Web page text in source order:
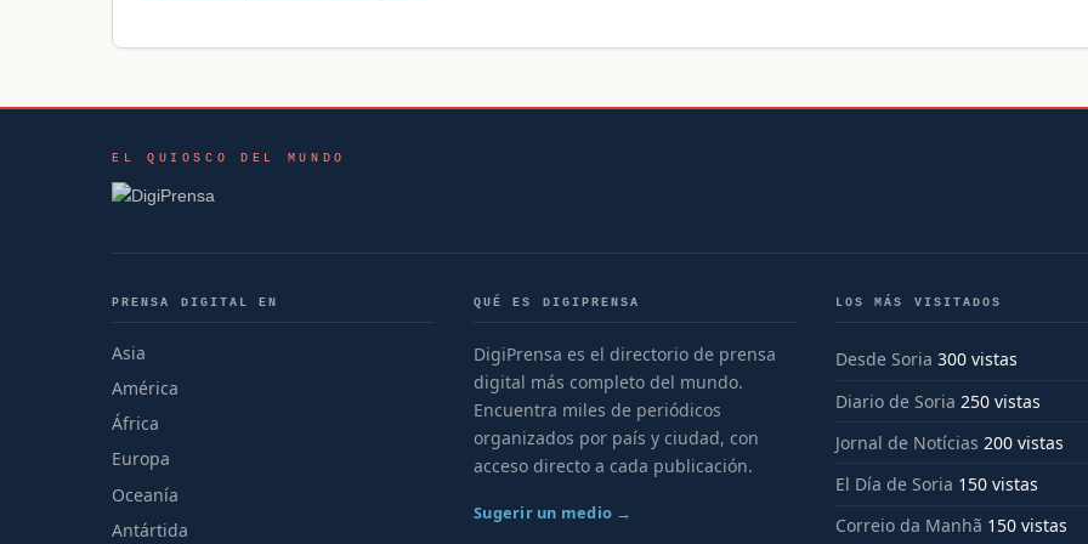
EL QUIOSCO DEL MUNDO
PRENSA DIGITAL EN
Asia
América
África
Europa
Oceanía
Antártida
QUÉ ES DIGIPRENSA
DigiPrensa es el directorio de prensa
digital más completo del mundo.
Encuentra miles de periódicos
organizados por país y ciudad, con
acceso directo a cada publicación.
Sugerir un medio →
LOS MÁS VISITADOS
Desde Soria 300 vistas
Diario de Soria 250 vistas
Jornal de Notícias 200 vistas
El Día de Soria 150 vistas
Correio da Manhã 150 vistas